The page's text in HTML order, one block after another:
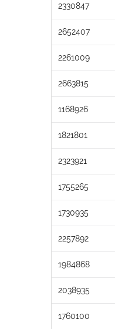
2330847
2652407
2261009
2663815
1168926
1821801
2323921
1755265
1730935
2257892
1984868
2038935
1760100